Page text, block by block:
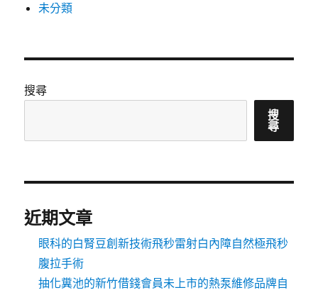
未分類
搜尋
搜
尋
近期文章
眼科的白腎豆創新技術飛秒雷射白內障自然極飛秒
腹拉手術
抽化糞池的新竹借錢會員未上市的熱泵維修品牌自